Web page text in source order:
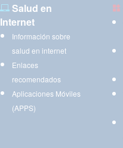
Salud en
Internet
Información sobre
salud en internet
Enlaces
recomendados
Aplicaciones Móviles
(APPS)